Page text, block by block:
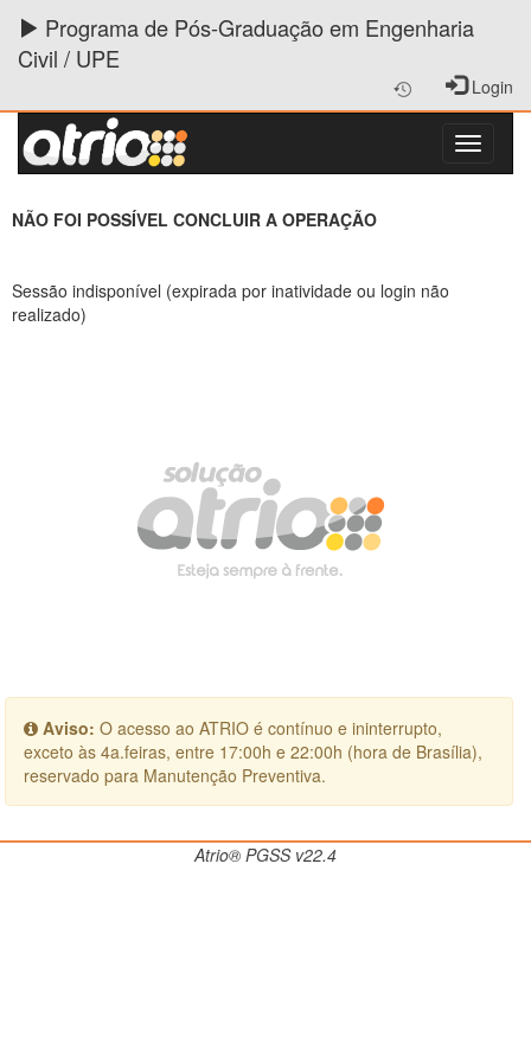
Programa de Pós-Graduação em Engenharia
Civil / UPE
Login
NÃO FOI POSSÍVEL CONCLUIR A OPERAÇÃO
Sessão indisponível (expirada por inatividade ou login não
realizado)
Aviso: O acesso ao ATRIO é contínuo e ininterrupto,
exceto às 4a.feiras, entre 17:00h e 22:00h (hora de Brasília),
reservado para Manutenção Preventiva.
Atrio® PGSS v22.4